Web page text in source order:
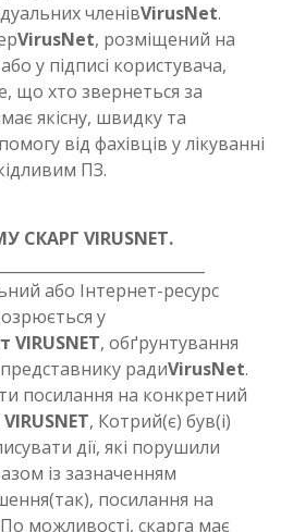
членівVirusNet.
VirusNet, розміщений на
у підписі користувача,
що хто звернеться за
якісну, швидку та
від фахівців у лікуванні
ПЗ.
VIRUSNET.
або Інтернет-ресурс
у
VIRUSNET, обґрунтування
радиVirusNet.
посилання на конкретний
, Котрий(є) був(і)
дії, які порушили
із зазначенням
посилання на
можливості, скарга має